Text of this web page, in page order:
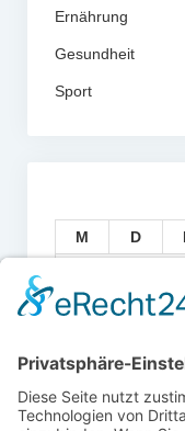
Ernährung
Gesundheit
Sport
M D
3
4
17
18
24
25